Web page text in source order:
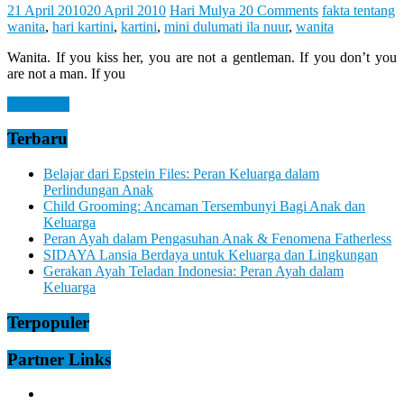
You
Feel
It
21 April 201020 April 2010 Hari Mulya 20 Comments fakta tentang
wanita, hari kartini, kartini, mini dulumati ila nuur, wanita
Wanita. If you kiss her, you are not a gentleman. If you don’t you
are not a man. If you
Terbaru
Belajar dari Epstein Files: Peran Keluarga dalam
Perlindungan Anak
Child Grooming: Ancaman Tersembunyi Bagi Anak dan
Keluarga
Peran Ayah dalam Pengasuhan Anak & Fenomena Fatherless
SIDAYA Lansia Berdaya untuk Keluarga dan Lingkungan
Gerakan Ayah Teladan Indonesia: Peran Ayah dalam
Keluarga
Terpopuler
Partner Links